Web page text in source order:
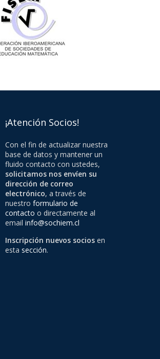
¡Atención Socios!
Con el fin de actualizar nuestra
base de datos y mantener un
fluido contacto con ustedes,
solicitamos nos envíen su
dirección de correo
electrónico, a través de
nuestro formulario de
contacto o directamente al
email info@sochiem.cl
Inscripción nuevos socios en
esta sección.